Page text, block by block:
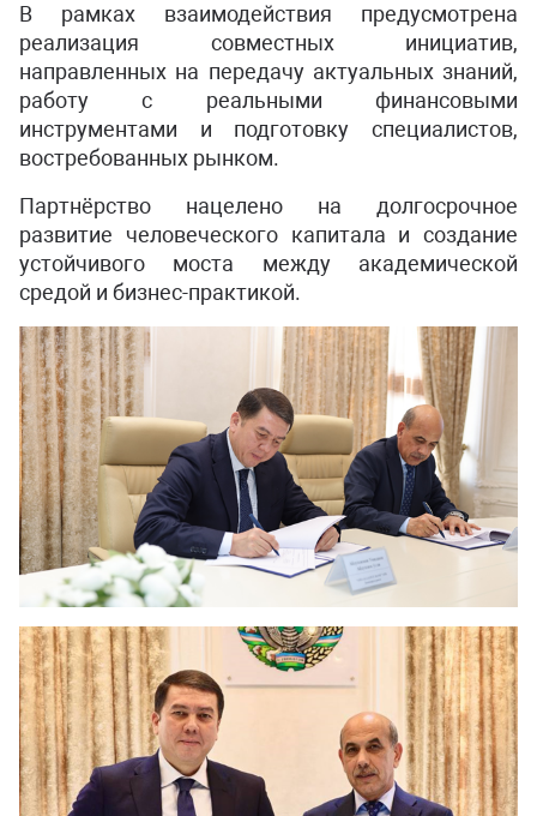
В рамках взаимодействия предусмотрена
реализация совместных инициатив,
направленных на передачу актуальных знаний,
работу с реальными финансовыми
инструментами и подготовку специалистов,
востребованных рынком.
Партнёрство нацелено на долгосрочное
развитие человеческого капитала и создание
устойчивого моста между академической
средой и бизнес-практикой.